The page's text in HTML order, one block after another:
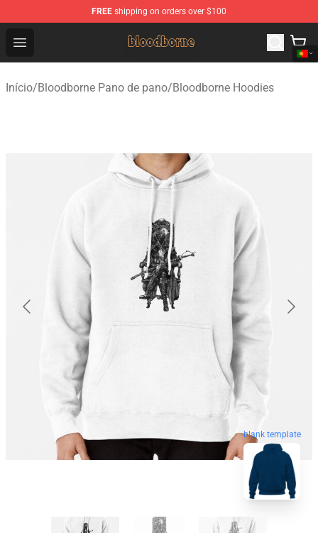
FREE shipping on orders over $100
Open menu
Bloodborne Shop - Official Bloodborne Merchandise
Início/Bloodborne Pano de pano/Bloodborne Hoodies
blank template